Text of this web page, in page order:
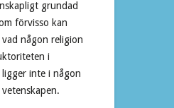
grundad
förvisso kan
någon religion
i
inte i någon